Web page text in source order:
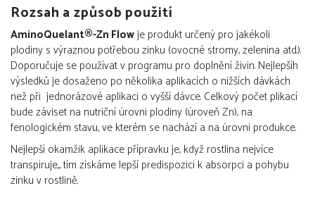
Rozsah a způsob použití
AminoQuelant®-Zn Flowje produkt určený pro jakékoli
plodiny s výraznou potřebou zinku (ovocné stromy, zelenina atd.).
Doporučuje se používat v programu pro doplnění živin. Nejlepšíh
výsledků je dosaženo po několika aplikacích o nižších dávkách
než při jednorázové aplikaci o vyšší dávce. Celkový počet plikací
bude záviset na nutriční úrovni plodiny (úroveň Zn), na
fenologickém stavu, ve kterém se nachází a na úrovni produkce.
Nejlepší okamžik aplikace přípravku je, když rostlina nejvíce
transpiruje,, tím získáme lepší predispozici k absorpci a pohybu
zinku v rostlině.